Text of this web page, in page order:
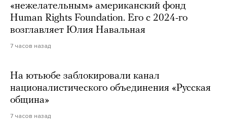
«нежелательным» американский фонд
Human Rights Foundation. Его с 2024-го
возглавляет Юлия Навальная
7 часов назад
На ютьюбе заблокировали канал
националистического объединения «Русская
община»
7 часов назад